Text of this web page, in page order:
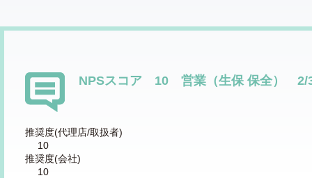
NPSスコア 10 営業（生保 保全）
推奨度(代理店/取扱者)
10
推奨度(会社)
10